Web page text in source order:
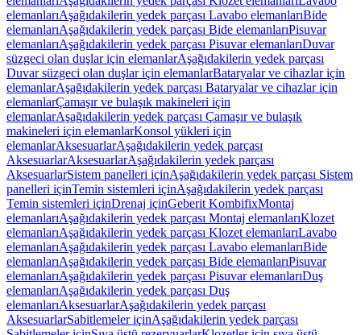
elemanlarıAşağıdakilerin yedek parçası Lavabo elemanlarıBide
elemanlarıAşağıdakilerin yedek parçası Bide elemanlarıPisuvar
elemanlarıAşağıdakilerin yedek parçası Pisuvar elemanlarıDuvar
süzgeci olan duşlar için elemanlarAşağıdakilerin yedek parçası
Duvar süzgeci olan duşlar için elemanlarBataryalar ve cihazlar için
elemanlarAşağıdakilerin yedek parçası Bataryalar ve cihazlar için
elemanlarÇamaşır ve bulaşık makineleri için
elemanlarAşağıdakilerin yedek parçası Çamaşır ve bulaşık
makineleri için elemanlarKonsol yükleri için
elemanlarAksesuarlarAşağıdakilerin yedek parçası
AksesuarlarAksesuarlarAşağıdakilerin yedek parçası
AksesuarlarSistem panelleri içinAşağıdakilerin yedek parçası Sistem
panelleri içinTemin sistemleri içinAşağıdakilerin yedek parçası
Temin sistemleri içinDrenaj içinGeberit KombifixMontaj
elemanlarıAşağıdakilerin yedek parçası Montaj elemanlarıKlozet
elemanlarıAşağıdakilerin yedek parçası Klozet elemanlarıLavabo
elemanlarıAşağıdakilerin yedek parçası Lavabo elemanlarıBide
elemanlarıAşağıdakilerin yedek parçası Bide elemanlarıPisuvar
elemanlarıAşağıdakilerin yedek parçası Pisuvar elemanlarıDuş
elemanlarıAşağıdakilerin yedek parçası Duş
elemanlarıAksesuarlarAşağıdakilerin yedek parçası
AksesuarlarSabitlemeler içinAşağıdakilerin yedek parçası